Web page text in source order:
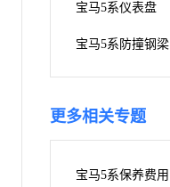
宝马5系仪表盘
宝马5系防撞钢梁
更多相关专题
宝马5系保养费用